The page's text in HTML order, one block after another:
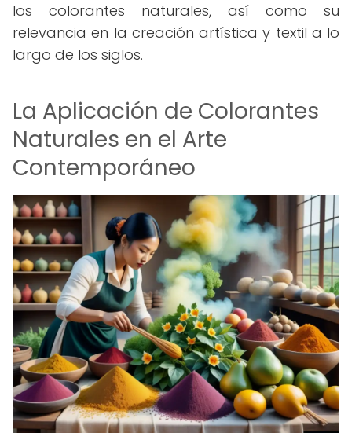
los colorantes naturales, así como su
relevancia en la creación artística y textil a lo
largo de los siglos.
La Aplicación de Colorantes
Naturales en el Arte
Contemporáneo